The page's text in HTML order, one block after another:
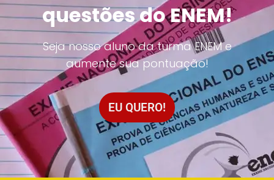
questões do ENEM!
Seja nosso aluno da turma ENEM e
aumente sua pontuação!
EU QUERO!